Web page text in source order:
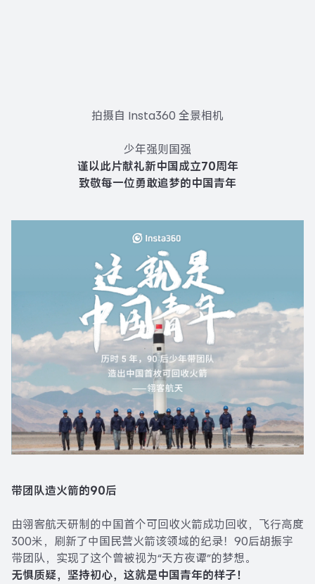
拍摄自 Insta360 全景相机
少年强则国强
谨以此片献礼新中国成立70周年
致敬每一位勇敢追梦的中国青年
带团队造火箭的90后
由翎客航天研制的中国首个可回收火箭成功回收，飞行高度
300米，刷新了中国民营火箭该领域的纪录！90后胡振宇
带团队，实现了这个曾被视为“天方夜谭”的梦想。
无惧质疑，坚持初心，这就是中国青年的样子！